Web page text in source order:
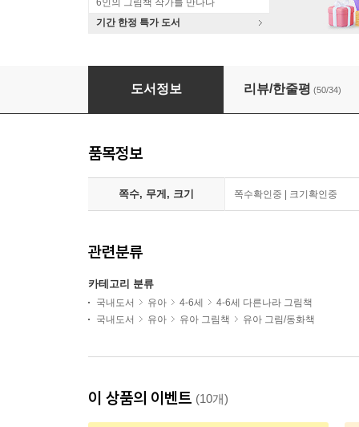
6인의 그림책 작가를 만나다
기간 한정 특가 도서
오늘도 너를 사랑해 + 언제나 네 곁에 있을게 세
도서정보 리뷰/한줄평 (50/34)
품목정보
쪽수, 무게, 크기 쪽수확인중 | 크기확인중
관련분류
카테고리 분류
국내도서 유아 4-6세
4-6세 다른나라 그림책
국내도서
유아 유아 그림책 유아 그림/동화책
이 상품의 이벤트 (10개)